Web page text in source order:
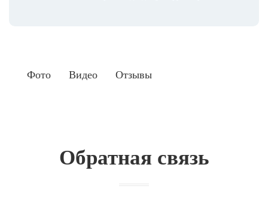
Фото Видео Отзывы
Обратная связь